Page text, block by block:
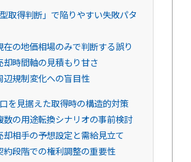
型取得判断」で陥りやすい失敗パタ
在の地価相場のみで判断する誤り
却時間軸の見積もり甘さ
辺規制変化への盲目性
を見据えた取得時の構造的対策
数の用途転換シナリオの事前検討
却相手の予想設定と需給見立て
約段階での権利調整の重要性